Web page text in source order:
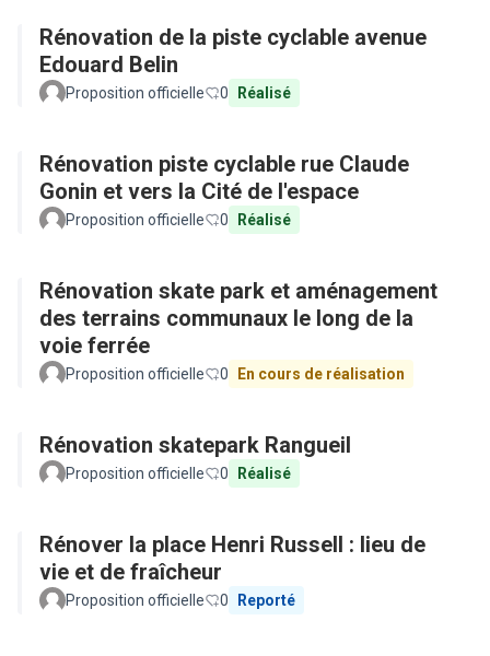
Rénovation de la piste cyclable avenue
Edouard Belin
Proposition officielle 0 Réalisé
Rénovation piste cyclable rue Claude
Gonin et vers la Cité de l'espace
Proposition officielle 0 Réalisé
Rénovation skate park et aménagement
des terrains communaux le long de la
voie ferrée
Proposition officielle 0 En cours de réalisation
Rénovation skatepark Rangueil
Proposition officielle 0 Réalisé
Rénover la place Henri Russell : lieu de
vie et de fraîcheur
Proposition officielle 0 Reporté